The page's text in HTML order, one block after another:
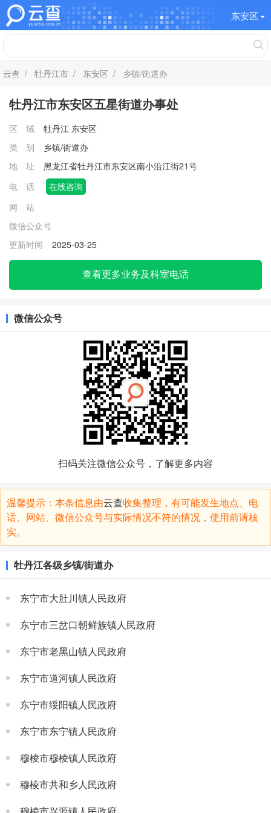
东安区
云查 / 牡丹江市 / 东安区 / 乡镇/街道办
牡丹江市东安区五星街道‌办事处
区 域 牡丹江 东安区
类 别
乡镇/街道办
地 址
黑龙江省牡丹江市东安区南小沿江街21号
电 话
在线咨询
网 站
微信公众号
更新时间
2025-03-25
查看更多业务及科室电话
微信公众号
扫码关注微信公众号，了解更多内容
温馨提示：本条信息由云查收集整理，有可能发生地点、电
话、网站、微信公众号与实际情况不符的情况，使用前请核
实。
牡丹江各级乡镇/街道办
东宁市大肚川镇人民政府
东宁市三岔口朝鲜族镇人民政府
东宁市老黑山镇人民政府
东宁市道河镇人民政府
东宁市绥阳镇人民政府
东宁市东宁镇人民政府
穆棱市穆棱镇人民政府
穆棱市共和乡人民政府